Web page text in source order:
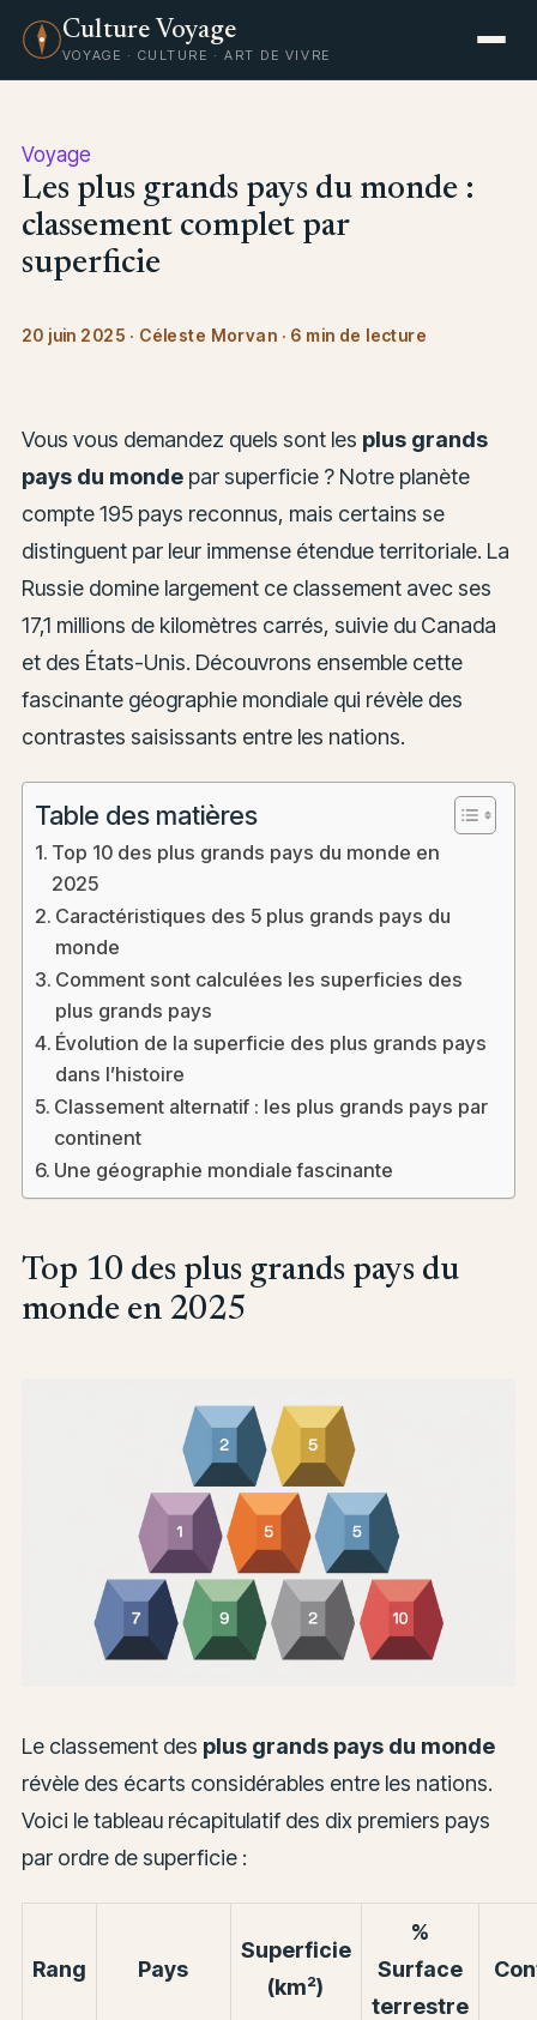
Culture Voyage
VOYAGE · CULTURE · ART DE VIVRE
Voyage
Les plus grands pays du monde :
classement complet par
superficie
20 juin 2025 · Céleste Morvan · 6 min de lecture
Vous vous demandez quels sont les plus grands
pays du mondepar superficie ? Notre planète
compte 195 pays reconnus, mais certains se
distinguent par leur immense étendue territoriale. La
Russie domine largement ce classement avec ses
17,1 millions de kilomètres carrés, suivie du Canada
et des États-Unis. Découvrons ensemble cette
fascinante géographie mondiale qui révèle des
contrastes saisissants entre les nations.
Table des matières
Top 10 des plus grands pays du monde en
2025
Caractéristiques des 5 plus grands pays du
monde
Comment sont calculées les superficies des
plus grands pays
Évolution de la superficie des plus grands pays
dans l’histoire
Classement alternatif : les plus grands pays par
continent
Une géographie mondiale fascinante
Top 10 des plus grands pays du
monde en 2025
Le classement des plus grands pays du monde
révèle des écarts considérables entre les nations.
Voici le tableau récapitulatif des dix premiers pays
par ordre de superficie :
Rang Pays
Superficie
(km²)
%
Surface
terrestre